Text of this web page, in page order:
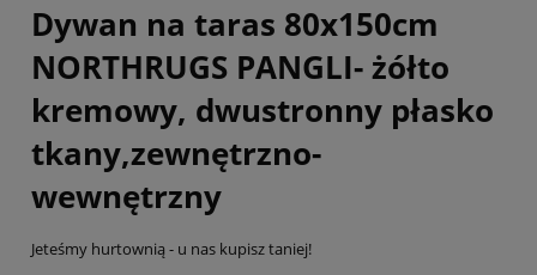
Dywan na taras 80x150cm
NORTHRUGS PANGLI- żółto
kremowy, dwustronny płasko
tkany,zewnętrzno-
wewnętrzny
Jeteśmy hurtownią - u nas kupisz taniej!